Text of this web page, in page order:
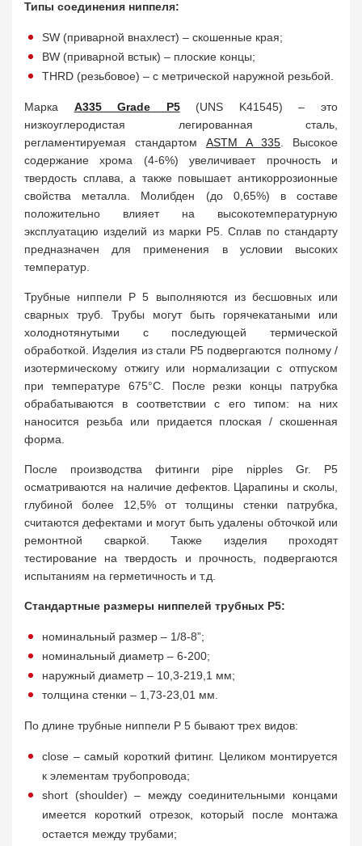
Типы соединения ниппеля:
SW (приварной внахлест) – скошенные края;
BW (приварной встык) – плоские концы;
THRD (резьбовое) – с метрической наружной резьбой.
Марка A335 Grade P5(UNS K41545) – это
низкоуглеродистая легированная сталь,
регламентируемая стандартом ASTM A 335 . Высокое
содержание хрома (4-6%) увеличивает прочность и
твердость сплава, а также повышает антикоррозионные
свойства металла. Молибден (до 0,65%) в составе
положительно влияет на высокотемпературную
эксплуатацию изделий из марки P5. Сплав по стандарту
предназначен для применения в условии высоких
температур.
Трубные ниппели P 5 выполняются из бесшовных или
сварных труб. Трубы могут быть горячекатаными или
холоднотянутыми с последующей термической
обработкой. Изделия из стали P5 подвергаются полному /
изотермическому отжигу или нормализации с отпуском
при температуре 675°C. После резки концы патрубка
обрабатываются в соответствии с его типом: на них
наносится резьба или придается плоская / скошенная
форма.
После производства фитинги pipe nipples Gr. P5
осматриваются на наличие дефектов. Царапины и сколы,
глубиной более 12,5% от толщины стенки патрубка,
считаются дефектами и могут быть удалены обточкой или
ремонтной сваркой. Также изделия проходят
тестирование на твердость и прочность, подвергаются
испытаниям на герметичность и т.д.
Стандартные размеры ниппелей трубных P5:
номинальный размер – 1/8-8”;
номинальный диаметр – 6-200;
наружный диаметр – 10,3-219,1 мм;
толщина стенки – 1,73-23,01 мм.
По длине трубные ниппели P 5 бывают трех видов:
close – самый короткий фитинг. Целиком монтируется
к элементам трубопровода;
short (shoulder) – между соединительными концами
имеется короткий отрезок, который после монтажа
остается между трубами;